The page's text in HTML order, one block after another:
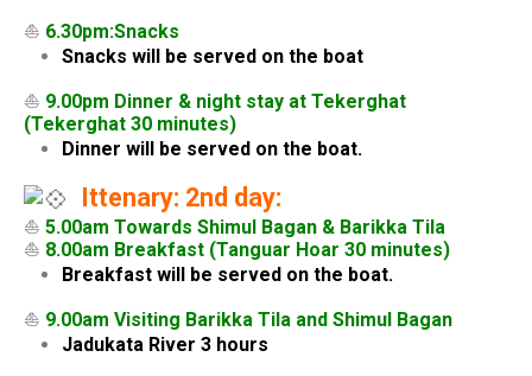
⛵ 6.30pm:Snacks
Snacks will be served on the boat
⛵ 9.00pm Dinner & night stay at Tekerghat
(Tekerghat 30 minutes)
Dinner will be served on the boat.
Ittenary: 2nd day:
⛵ 5.00am Towards Shimul Bagan & Barikka Tila
⛵ 8.00am Breakfast (Tanguar Hoar 30 minutes)
Breakfast will be served on the boat.
⛵ 9.00am Visiting Barikka Tila and Shimul Bagan
Jadukata River 3 hours